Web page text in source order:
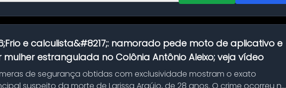
e calculista&#8217;: namorado pede moto de aplicativo e
estrangulada no Colônia Antônio Aleixo; veja vídeo
de segurança obtidas com exclusividade mostram o exato